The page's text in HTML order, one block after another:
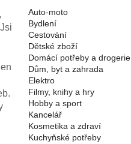
Auto-moto
Bydlení
Cestování
Dětské zboží
Domácí potřeby a drogerie
Dům, byt a zahrada
Elektro
Filmy, knihy a hry
Hobby a sport
Kancelář
Kosmetika a zdraví
Kuchyňské potřeby